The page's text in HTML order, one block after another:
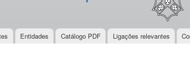
Entidades Catálogo PDF Ligações relevantes